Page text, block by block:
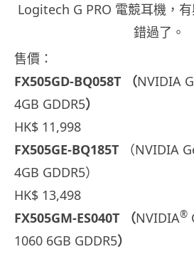
Logitech G PRO 電競耳機，
錯過了。
售價：
FX505GD-BQ058T （NVIDIA
4GB GDDR5）
HK$ 11,998
FX505GE-BQ185T
（NVIDIA
4GB GDDR5）
HK$ 13,498
FX505GM-ES040T （NVIDIA®
1060 6GB GDDR5）